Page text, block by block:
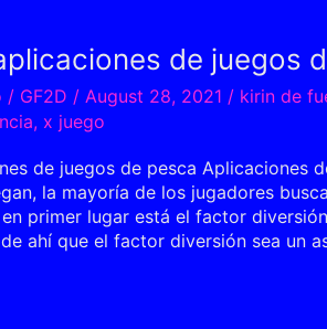
de juegos
/ GF2D / August 28, 2021 / kirin de
, x juego
de juegos de pesca Aplicaciones
la mayoría de los jugadores
en primer lugar está el factor
ahí que el factor diversión sea un